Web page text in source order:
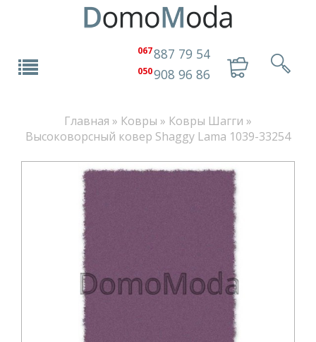
067887 79 54
050908 96 86
Главная » Ковры » Ковры Шагги »
Высоковорсный ковер Shaggy Lama 1039-33254